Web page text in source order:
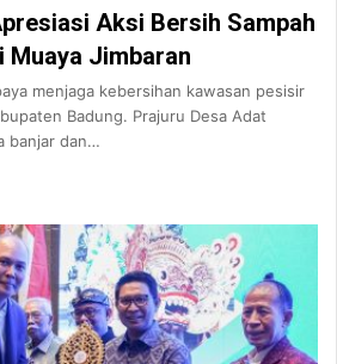
Aksi Bersih Sampah
Muaya Jimbaran
menjaga kebersihan kawasan pesisir
Badung. Prajuru Desa Adat
banjar dan…